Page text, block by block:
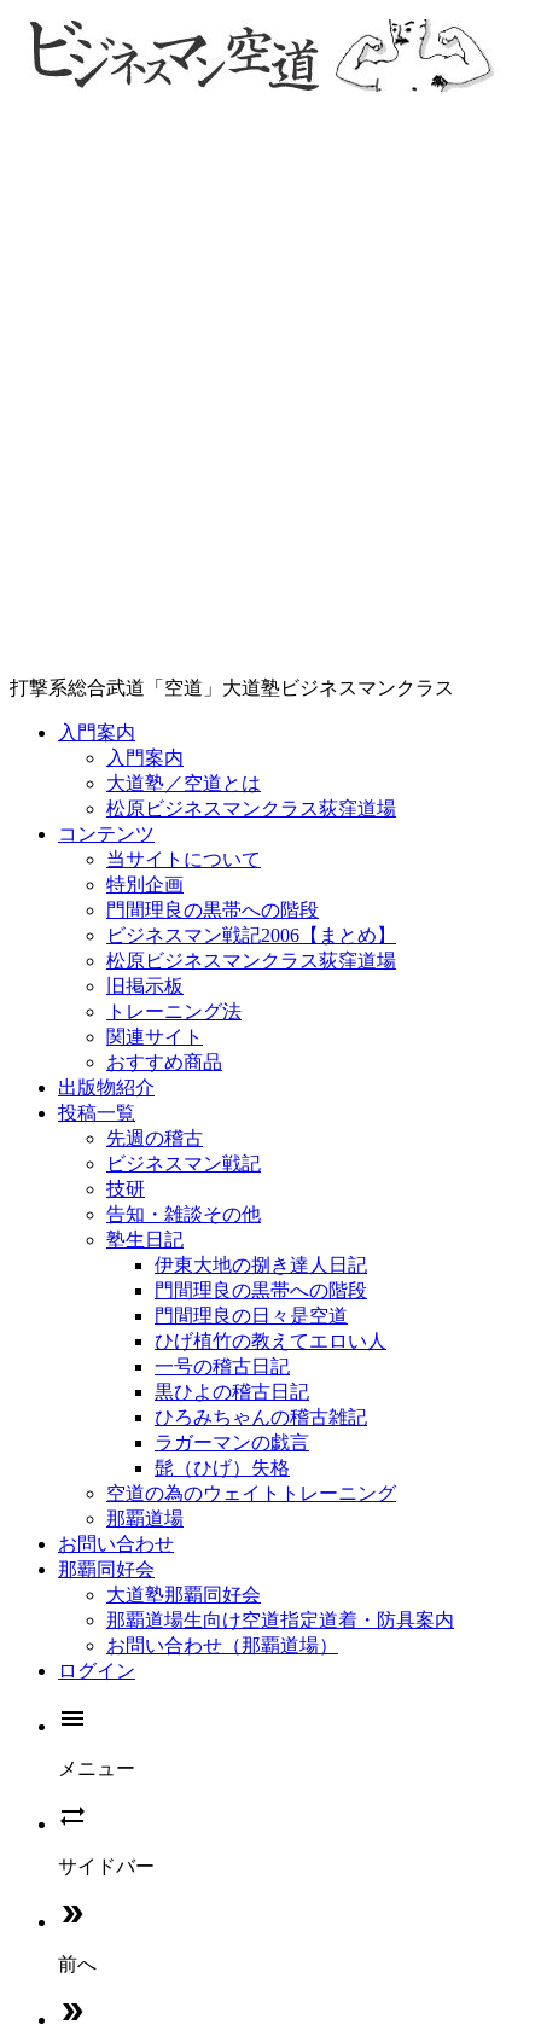
打撃系総合武道「空道」大道塾ビジネスマンクラス
入門案内
入門案内
大道塾／空道とは
松原ビジネスマンクラス荻窪道場
コンテンツ
当サイトについて
特別企画
門間理良の黒帯への階段
ビジネスマン戦記2006【まとめ】
松原ビジネスマンクラス荻窪道場
旧掲示板
トレーニング法
関連サイト
おすすめ商品
出版物紹介
投稿一覧
先週の稽古
ビジネスマン戦記
技研
告知・雑談その他
塾生日記
伊東大地の捌き達人日記
門間理良の黒帯への階段
門間理良の日々是空道
ひげ植竹の教えてエロい人
一号の稽古日記
黒ひよの稽古日記
ひろみちゃんの稽古雑記
ラガーマンの戯言
髭（ひげ）失格
空道の為のウェイトトレーニング
那覇道場
お問い合わせ
那覇同好会
大道塾那覇同好会
那覇道場生向け空道指定道着・防具案内
お問い合わせ（那覇道場）
ログイン

メニュー

サイドバー

前へ
